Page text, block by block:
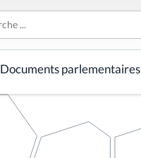
Documents parlementaires